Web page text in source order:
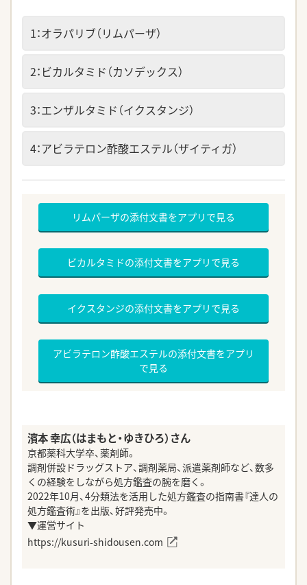
1：オラパリブ（リムパーザ）
2：ビカルタミド（カソデックス）
3：エンザルタミド（イクスタンジ）
4：アビラテロン酢酸エステル（ザイティガ）
リムパーザの添付文書をアプリで見る
ビカルタミドの添付文書をアプリで見る
イクスタンジの添付文書をアプリで見る
アビラテロン酢酸エステルの添付文書をアプリ
で見る
濱本 幸広（はまもと・ゆきひろ）さん
京都薬科大学卒、薬剤師。
調剤併設ドラッグストア、調剤薬局、派遣薬剤師など、数多
くの経験をしながら処方鑑査の腕を磨く。
2022年10月、4分類法を活用した処方鑑査の指南書『達人の
処方鑑査術』を出版、好評発売中。
▼運営サイト
https://kusuri-shidousen.com